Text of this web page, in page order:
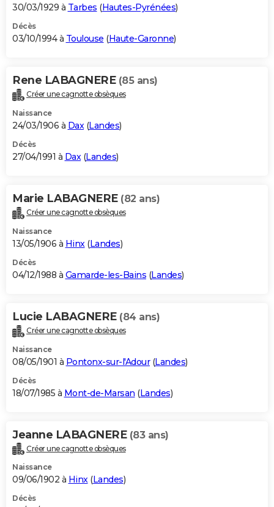
30/03/1929 à Tarbes (Hautes-Pyrénées)
Décès
03/10/1994 à Toulouse (Haute-Garonne)
Rene LABAGNERE (85 ans)
Créer une cagnotte obsèques
Naissance
24/03/1906 à Dax(Landes)
Décès
27/04/1991 à Dax(Landes)
Marie LABAGNERE (82 ans)
Créer une cagnotte obsèques
Naissance
13/05/1906 à Hinx(Landes)
Décès
04/12/1988 à Gamarde-les-Bains (Landes)
Lucie LABAGNERE (84 ans)
Créer une cagnotte obsèques
Naissance
08/05/1901 à Pontonx-sur-l'Adour(Landes)
Décès
18/07/1985 à Mont-de-Marsan (Landes)
Jeanne LABAGNERE (83 ans)
Créer une cagnotte obsèques
Naissance
09/06/1902 à Hinx(Landes)
Décès